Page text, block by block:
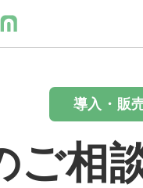
導入・販
ご相